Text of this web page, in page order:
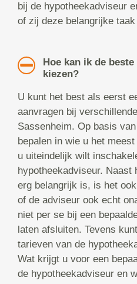
bij de hypotheekadviseur
of zij deze belangrijke
Hoe kan ik de
kiezen?
U kunt het best als eerst
aanvragen bij
Sassenheim. Op basis
bepalen in wie u het
u uiteindelijk wilt
hypotheekadviseur. Naast
erg belangrijk is, is het
of de adviseur ook echt
niet per se bij een
laten afsluiten. Tevens
tarieven van de
Wat krijgt u voor een
de hypotheekadviseur en